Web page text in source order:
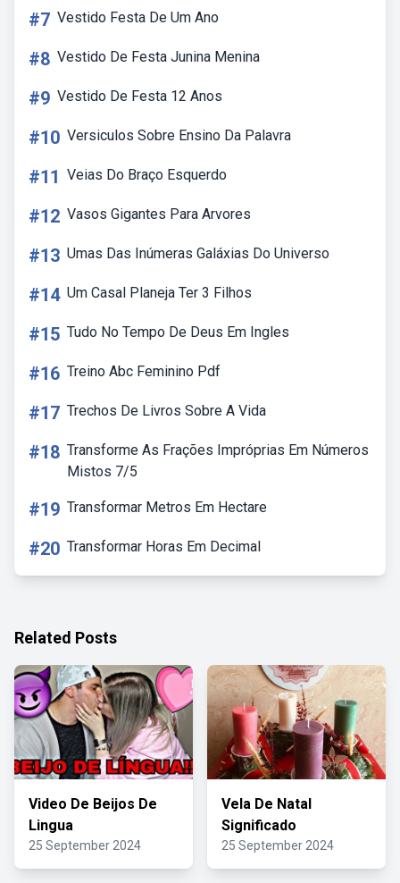
#7 Vestido Festa De Um Ano
#8 Vestido De Festa Junina Menina
#9 Vestido De Festa 12 Anos
#10 Versiculos Sobre Ensino Da Palavra
#11 Veias Do Braço Esquerdo
#12 Vasos Gigantes Para Arvores
#13 Umas Das Inúmeras Galáxias Do Universo
#14 Um Casal Planeja Ter 3 Filhos
#15 Tudo No Tempo De Deus Em Ingles
#16 Treino Abc Feminino Pdf
#17 Trechos De Livros Sobre A Vida
#18 Transforme As Frações Impróprias Em Números
Mistos 7/5
#19 Transformar Metros Em Hectare
#20 Transformar Horas Em Decimal
Related Posts
Video De Beijos De
Lingua
25 September 2024
Vela De Natal
Significado
25 September 2024